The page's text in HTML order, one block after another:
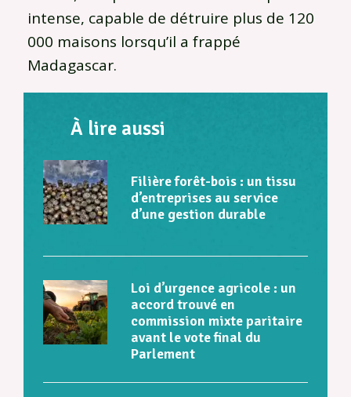
intense, capable de détruire plus de 120
000 maisons lorsqu’il a frappé
Madagascar.
À lire aussi
Filière forêt-bois : un tissu
d’entreprises au service
d’une gestion durable
Loi d’urgence agricole : un
accord trouvé en
commission mixte paritaire
avant le vote final du
Parlement